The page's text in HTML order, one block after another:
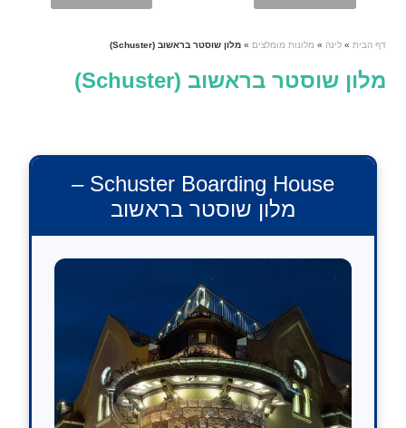
דף הבית »לינה » מלונות מומלצים »מלון שוסטר בראשוב (Schuster)
מלון שוסטר בראשוב (Schuster)
Schuster Boarding House –
מלון שוסטר בראשוב